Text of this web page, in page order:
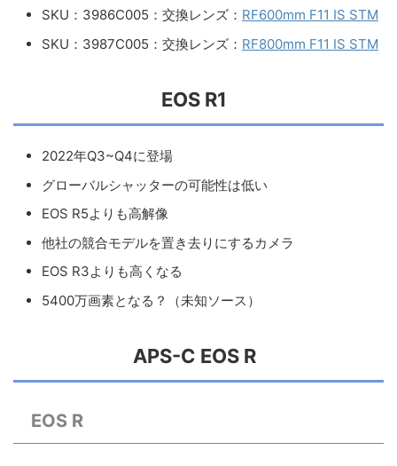
SKU：3986C005：交換レンズ： RF600mm F11 IS STM
SKU：3987C005：交換レンズ： RF800mm F11 IS STM
EOS R1
2022年Q3~Q4に登場
グローバルシャッターの可能性は低い
EOS R5よりも高解像
他社の競合モデルを置き去りにするカメラ
EOS R3よりも高くなる
5400万画素となる？（未知ソース）
APS-C EOS R
EOS R